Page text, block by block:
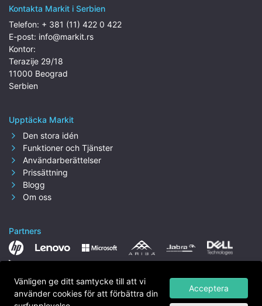
Vänligen ge ditt samtycke till att vi
använder cookies för att förbättra din
Acceptera
Kontakta Markit i Serbien
Telefon: + 381 (11) 422 0 422
E-post: info@markit.rs
Kontor:
Terazije 29/18
11000 Beograd
Serbien
Upptäcka Markit
Den stora idén
Funktioner och Tjänster
Användarberättelser
Prissättning
Blogg
Om oss
Partners